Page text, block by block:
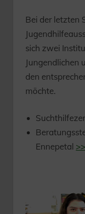
Bei der letzten
sich zwei
Jungendlichen
den
möchte.
Ennepetal